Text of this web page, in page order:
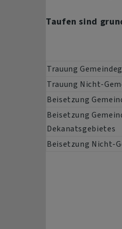
Taufen sind
Trauung
Trauung Nicht-
Beisetzung
Beisetzung
Dekanatsgebietes
Beisetzung Nicht-